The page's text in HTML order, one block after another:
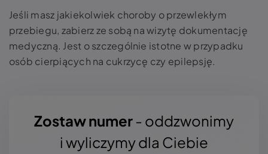
Jeśli masz jakiekolwiek choroby o przewlekłym
przebiegu, zabierz ze sobą na wizytę dokumentację
medyczną. Jest o szczególnie istotne w przypadku
osób cierpiących na cukrzycę czy epilepsję.
Zostaw numer- oddzwonimy
i wyliczymy dla Ciebie